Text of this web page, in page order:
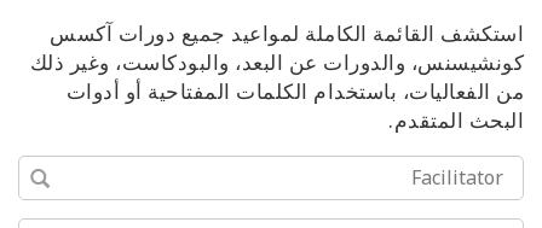
استكشف القائمة الكاملة لمواعيد جميع دورات آكسس
كونشيسنس، والدورات عن البعد، والبودكاست، وغير ذلك
من الفعاليات، باستخدام الكلمات المفتاحية أو أدوات
البحث المتقدم.